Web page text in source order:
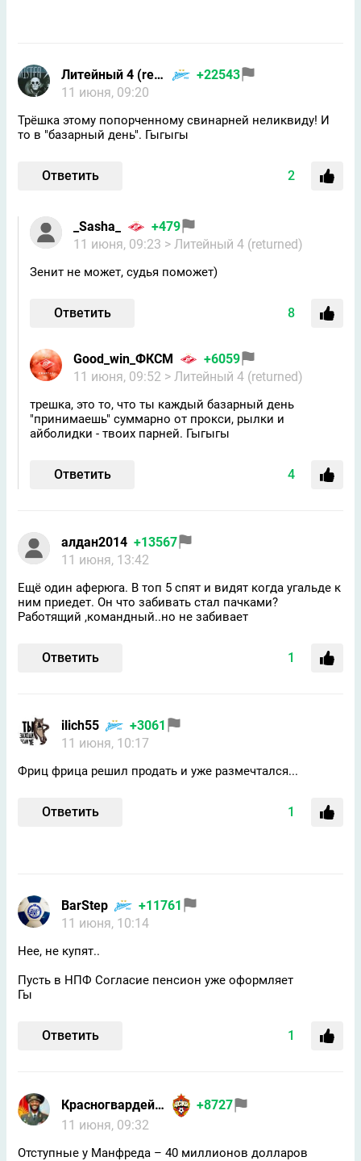
Литейный 4 (returned)
+22543
11 июня, 09:20
Трёшка этому попорченному свинарней неликвиду! И
то в "базарный день". Гыгыгы
Ответить 2
_Sasha_
+479
11 июня, 09:23 > Литейный 4 (returned)
Зенит не может, судья поможет)
Ответить 8
Good_win_ФКСМ
+6059
11 июня, 09:52 > Литейный 4 (returned)
трешка, это то, что ты каждый базарный день
"принимаешь" суммарно от прокси, рылки и
айболидки - твоих парней. Гыгыгы
Ответить 4
алдан2014 +13567
11 июня, 13:42
Ещё один аферюга. В топ 5 спят и видят когда угальде к
ним приедет. Он что забивать стал пачками?
Работящий ,командный..но не забивает
Ответить 1
ilich55
+3061
11 июня, 10:17
Фриц фрица решил продать и уже размечтался...
Ответить 1
BarStep
+11761
11 июня, 10:14
Нее, не купят..
Пусть в НПФ Согласие пенсион уже оформляет
Гы
Ответить 1
Красногвардейчик
+8727
11 июня, 09:32
Отступные у Манфреда – 40 миллионов долларов